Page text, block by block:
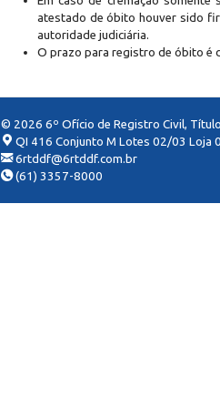
atestado de óbito houver sido
autoridade judiciária.
O prazo para registro de óbito é
© 2026 6º Ofício de Registro Civil,
QI 416 Conjunto M Lotes 02/03 Loja
6rtddf@6rtddf.com.br
(61) 3357-8000